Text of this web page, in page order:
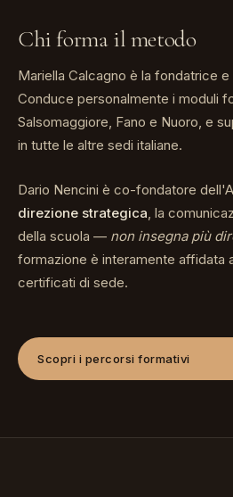
Chi forma il metodo
Mariella Calcagno è la fondatrice
Conduce personalmente i moduli
Salsomaggiore, Fano e Nuoro, e
in tutte le altre sedi italiane.
Dario Nencini è co-fondatore
direzione strategica , la
della scuola — non insegna più
formazione è interamente affidata
certificati di sede.
Scopri i percorsi formativi